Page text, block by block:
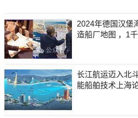
2024年德国汉堡
造船厂地图 ，1
长江航运迈入北
能船舶技术上海